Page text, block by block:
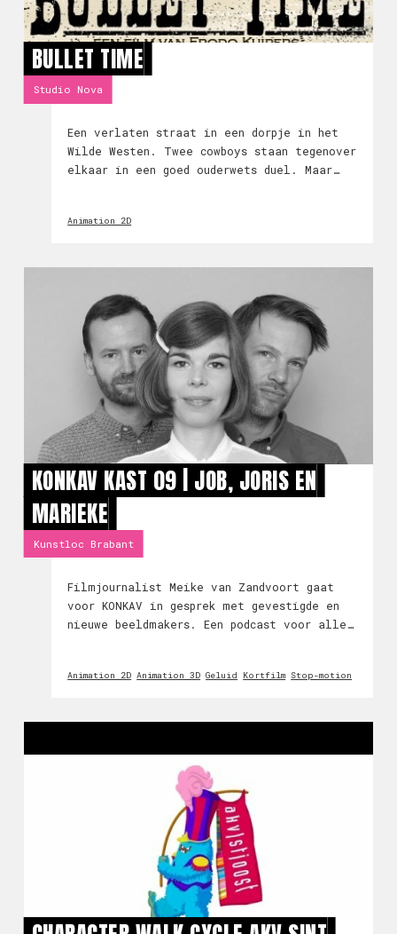
BULLET TIME
Studio Nova
Een verlaten straat in een dorpje in het
Wilde Westen. Twee cowboys staan tegenover
elkaar in een goed ouderwets duel. Maar
op elkaar, en vergeten ze wat ze moeten
Animation 2D
KONKAV KAST 09 | JOB, JORIS EN
MARIEKE
Kunstloc Brabant
Filmjournalist Meike van Zandvoort gaat
voor KONKAV in gesprek met gevestigde en
nieuwe beeldmakers. Een podcast voor alle
verjaardag. In deze KAST een uitgebreid
Animation 2D Animation 3D Geluid Kortfilm Stop-motion